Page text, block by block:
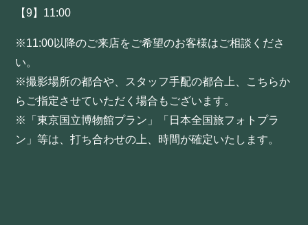
【9】11:00
※11:00以降のご来店をご希望のお客様はご相談くださ
い。
※撮影場所の都合や、スタッフ手配の都合上、こちらか
らご指定させていただく場合もございます。
※「東京国立博物館プラン」「日本全国旅フォトプラ
ン」等は、打ち合わせの上、時間が確定いたします。